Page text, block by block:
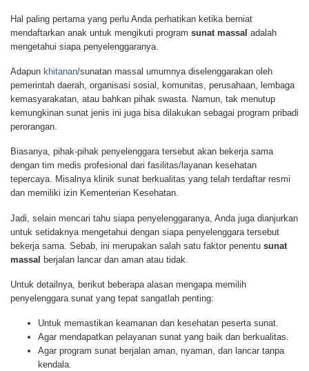
Hal paling pertama yang perlu Anda perhatikan ketika berniat
mendaftarkan anak untuk mengikuti program sunat massal adalah
mengetahui siapa penyelenggaranya.
Adapun khitanan/sunatan massal umumnya diselenggarakan oleh
pemerintah daerah, organisasi sosial, komunitas, perusahaan, lembaga
kemasyarakatan, atau bahkan pihak swasta. Namun, tak menutup
kemungkinan sunat jenis ini juga bisa dilakukan sebagai program pribadi
perorangan.
Biasanya, pihak-pihak penyelenggara tersebut akan bekerja sama
dengan tim medis profesional dari fasilitas/layanan kesehatan
tepercaya. Misalnya klinik sunat berkualitas yang telah terdaftar resmi
dan memiliki izin Kementerian Kesehatan.
Jadi, selain mencari tahu siapa penyelenggaranya, Anda juga dianjurkan
untuk setidaknya mengetahui dengan siapa penyelenggara tersebut
bekerja sama. Sebab, ini merupakan salah satu faktor penentu sunat
massal berjalan lancar dan aman atau tidak.
Untuk detailnya, berikut beberapa alasan mengapa memilih
penyelenggara sunat yang tepat sangatlah penting:
Untuk memastikan keamanan dan kesehatan peserta sunat.
Agar mendapatkan pelayanan sunat yang baik dan berkualitas.
Agar program sunat berjalan aman, nyaman, dan lancar tanpa
kendala.